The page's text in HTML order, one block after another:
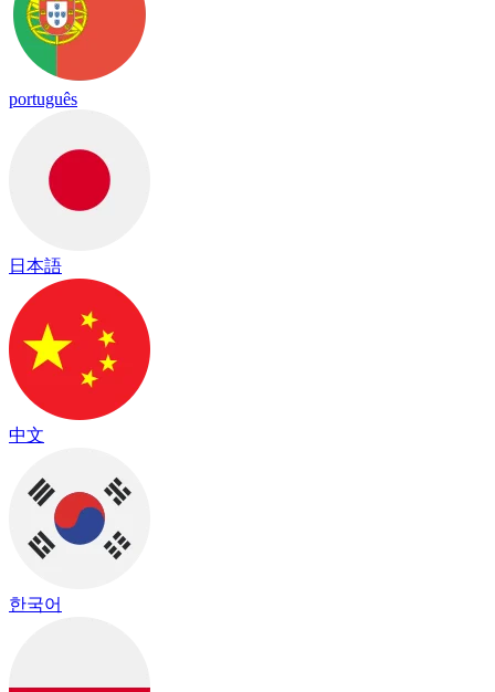
português
日本語
中文
한국어